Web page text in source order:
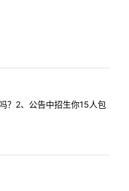
？2、公告中招生你15人包